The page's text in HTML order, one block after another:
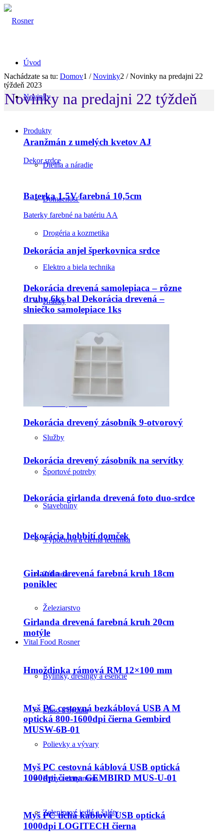
Úvod
Novinky
Produkty
Dielňa a náradie
Domácnosť
Drogéria a kozmetika
Elektro a biela technika
Hračky
Odevy a pomôcky
Služby
Športové potreby
Stavebniny
Výpočtová a čierna technika
Záhrada
Železiarstvo
Vital Food Rosner
Bylinky, dresingy a esencie
Mäso a hydina
Polievky a vývary
Ryby a dary mora
Zeleninové jedlá a šaláty
Nachádzate sa tu: Domov1 / Novinky2 / Novinky na predajni 22
týždeň 2023
Novinky na predajni 22 týždeň
Aranžmán z umelých kvetov AJ
Dekor srdce
Baterka 1,5V farebná 10,5cm
Baterky farebné na batériu AA
Dekorácia anjel šperkovnica srdce
Dekorácia drevená samolepiaca – rôzne
druhy 6ks bal Dekorácia drevená –
slniečko samolepiace 1ks
Dekorácia drevený zásobník 9-otvorový
Dekorácia drevený zásobník na servítky
Dekorácia girlanda drevená foto duo-srdce
Dekorácia hobbití domček
Girlanda drevená farebná kruh 18cm
poniklec
Girlanda drevená farebná kruh 20cm
motýle
Hmoždinka rámová RM 12×100 mm
Myš PC cestovná bezkáblová USB A M
optická 800-1600dpi čierna Gembird
MUSW-6B-01
Myš PC cestovná káblová USB optická
1000dpi čierna GEMBIRD MUS-U-01
Myš PC tichá káblová USB optická
1000dpi LOGITECH čierna